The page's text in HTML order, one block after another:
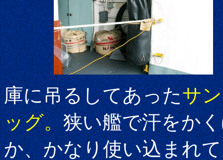
庫に吊るしてあったサ
ッグ。狭い艦で汗をか
か、かなり使い込まれ